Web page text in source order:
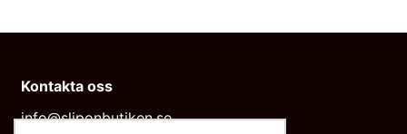
Kontakta oss
info@sliponbutiken.se